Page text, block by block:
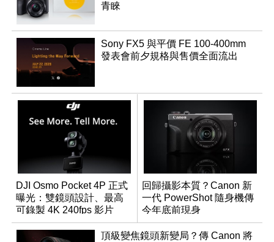
青睞
Sony FX5 與平價 FE 100-400mm
發表會前夕規格與售價全面流出
DJI Osmo Pocket 4P 正式
曝光：雙鏡頭設計、最高
可錄製 4K 240fps 影片
回歸攝影本質？Canon 新
一代 PowerShot 隨身機傳
今年底前現身
頂級變焦鏡頭新變局？傳 Canon 將